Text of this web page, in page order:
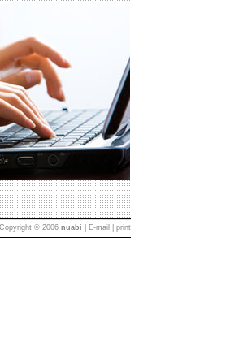
| Copyright © 2006 nuabi | E-mail | print